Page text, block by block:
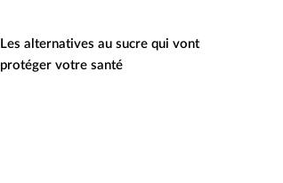
Les alternatives au sucre qui vont
protéger votre santé